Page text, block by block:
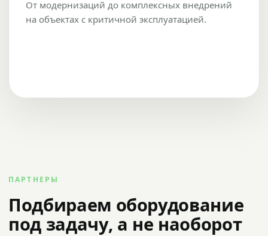
От модернизаций до комплексных внедрений
на объектах с критичной эксплуатацией.
ПАРТНЕРЫ
Подбираем оборудование
под задачу, а не наоборот